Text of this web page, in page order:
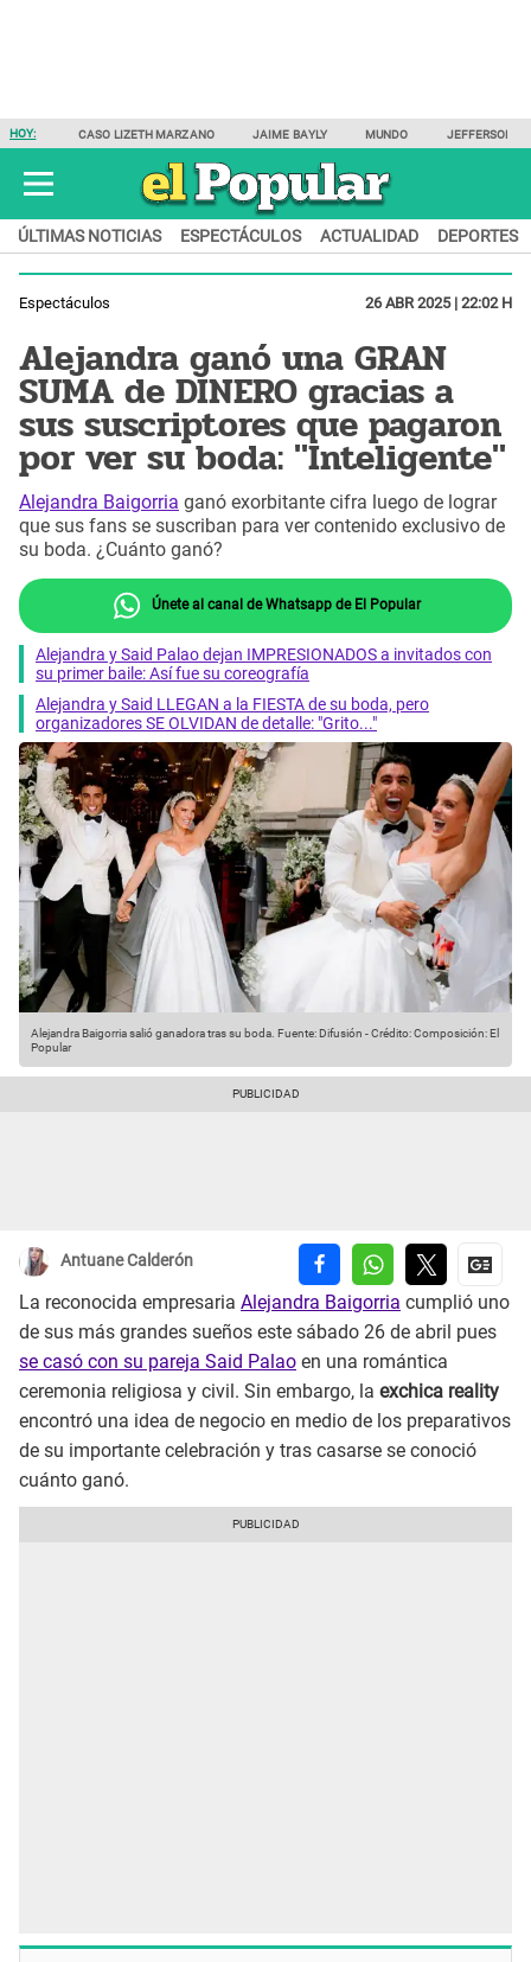
HOY: CASO LIZETH MARZANO JAIME BAYLY MUNDO JEFFERSON
ÚLTIMAS NOTICIAS ESPECTÁCULOS ACTUALIDAD DEPORTES
Espectáculos 26 ABR 2025 | 22:02 H
Alejandra ganó una GRAN
SUMA de DINERO gracias a
sus suscriptores que pagaron
por ver su boda: "Inteligente"
Alejandra Baigorria ganó exorbitante cifra luego de lograr
que sus fans se suscriban para ver contenido exclusivo de
su boda. ¿Cuánto ganó?
Únete al canal de Whatsapp de El Popular
Alejandra y Said Palao dejan IMPRESIONADOS a invitados con
su primer baile: Así fue su coreografía
Alejandra y Said LLEGAN a la FIESTA de su boda, pero
organizadores SE OLVIDAN de detalle: "Grito..."
Alejandra Baigorria salió ganadora tras su boda. Fuente: Difusión -Crédito: Composición: El
Popular
Antuane Calderón
La reconocida empresaria Alejandra Baigorria cumplió uno
de sus más grandes sueños este sábado 26 de abril pues
se casó con su pareja Said Palao en una romántica
ceremonia religiosa y civil. Sin embargo, la exchica reality
encontró una idea de negocio en medio de los preparativos
de su importante celebración y tras casarse se conoció
cuánto ganó.